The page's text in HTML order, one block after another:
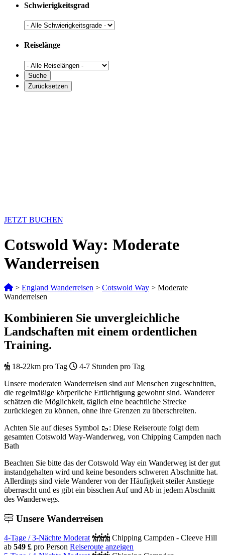
Schwierigkeitsgrad
Reiselänge
JETZT BUCHEN
Cotswold Way: Moderate
Wanderreisen
> England Wanderreisen > Cotswold Way > Moderate
Wanderreisen
Kombinieren Sie unvergleichliche
Landschaften mit einem ordentlichen
Training.
18-22km pro Tag
4-7 Stunden pro Tag
Unsere moderaten Wanderreisen sind auf Menschen zugeschnitten,
die regelmäßige körperliche Ertüchtigung gewohnt sind. Wanderer
schätzen die Möglichkeit, täglich eine beachtliche Strecke
zurücklegen zu können, ohne ihre Grenzen zu überschreiten.
Achten Sie auf dieses Symbol 🥾: Diese Reiseroute folgt dem
gesamten Cotswold Way-Wanderweg, von Chipping Campden nach
Bath
Beachten Sie bitte das der Cotswold Way ein Wanderweg ist der gut
instandgehalten wird und keine besonders schweren Abschnitte hat.
Allerdings sind viele Wanderer von der Häufigkeit steiler Anstiege
überrascht und es gibt ein bisschen Auf und Ab in jedem Abschnitt
des Wanderwegs.
Unsere Wanderreisen
4-Tage / 3-Nächte Moderat
Chipping Campden - Cleeve Hill
ab 549 £ pro Person Reiseroute anzeigen